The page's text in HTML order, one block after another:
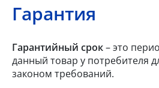
Гарантия
Гарантийный срок– это
данный товар у потребителя
законом требований.